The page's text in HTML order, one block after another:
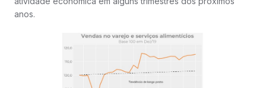
anos.